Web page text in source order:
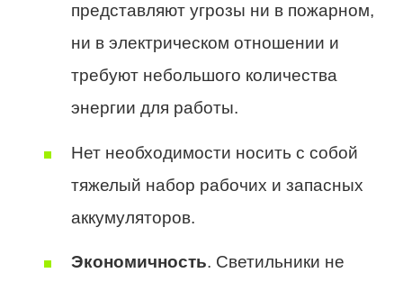
представляют угрозы ни в пожарном,
ни в электрическом отношении и
требуют небольшого количества
энергии для работы.
Нет необходимости носить с собой
тяжелый набор рабочих и запасных
аккумуляторов.
Экономичность. Светильники не